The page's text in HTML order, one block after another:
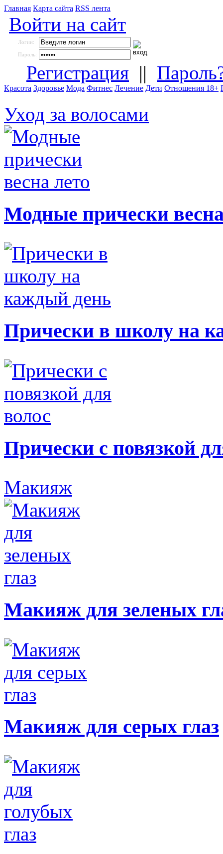
Главная Карта сайта RSS лента
Войти на сайт
Логин:
Пароль:
Регистрация ||
Красота Здоровье Мода Фитнес Лечение Дети Отношения 18+
Уход за волосами
Модные прически
Прически в школу на
Прически с повязкой
Макияж
Макияж для зеленых
Макияж для серых глаз